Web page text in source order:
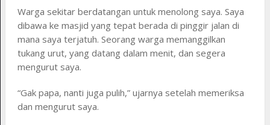
Warga sekitar berdatangan untuk menolong saya. Saya
dibawa ke masjid yang tepat berada di pinggir jalan di
mana saya terjatuh. Seorang warga memanggilkan
tukang urut, yang datang dalam menit, dan segera
mengurut saya.
“Gak papa, nanti juga pulih,” ujarnya setelah memeriksa
dan mengurut saya.